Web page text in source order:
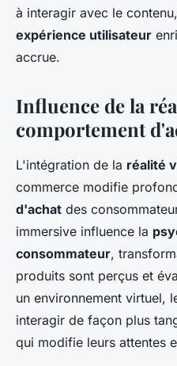
à interagir avec le
expérience utilisateur
accrue.
Influence de la
comportement
L'intégration de la réalité
commerce modifie
d'achat des
immersive influence la
consommateur,
produits sont perçus et
un environnement virtuel,
interagir de façon plus
qui modifie leurs attentes